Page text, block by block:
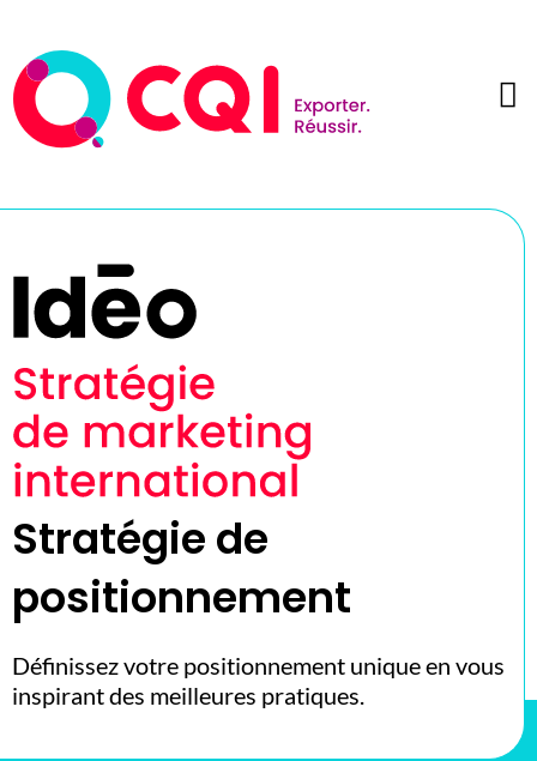
Stratégie de
positionnement
Définissez votre positionnement unique en vous
inspirant des meilleures pratiques.